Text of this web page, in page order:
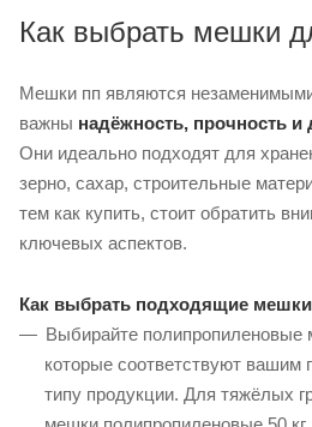
Как выбрать мешки
Мешки пп являются незаменимыми
важны надёжность, прочность и
Они идеально подходят для
зерно, сахар, строительные
тем как купить, стоит обратить
ключевых аспектов.
Как выбрать подходящие
Выбирайте полипропиленовые
которые соответствуют вашим
типу продукции. Для тяжёлых